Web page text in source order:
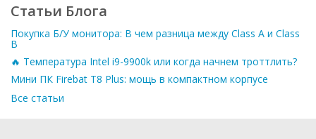
Статьи Блога
Покупка Б/У монитора: В чем разница между Class A и Class
B
🔥 Температура Intel i9-9900k или когда начнем троттлить?
Мини ПК Firebat T8 Plus: мощь в компактном корпусе
Все статьи